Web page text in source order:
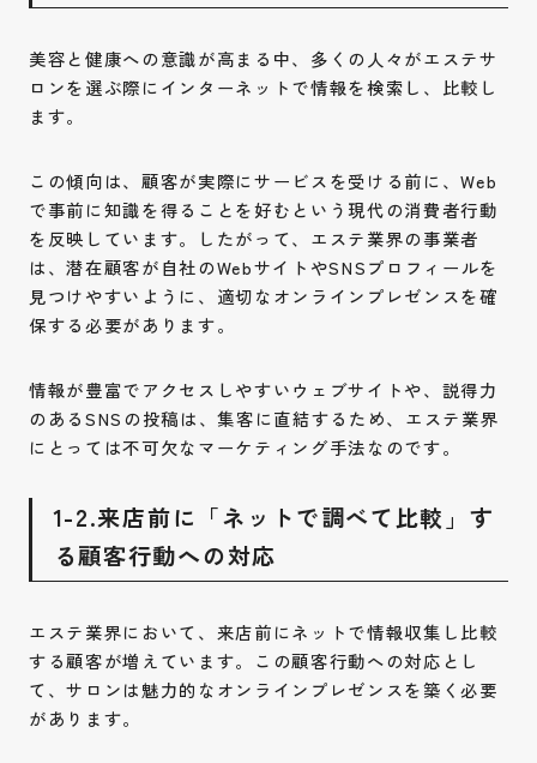
美容と健康への意識が高まる中、多くの人々がエステサ
ロンを選ぶ際にインターネットで情報を検索し、比較し
ます。
この傾向は、顧客が実際にサービスを受ける前に、Web
で事前に知識を得ることを好むという現代の消費者行動
を反映しています。したがって、エステ業界の事業者
は、潜在顧客が自社のWebサイトやSNSプロフィールを
見つけやすいように、適切なオンラインプレゼンスを確
保する必要があります。
情報が豊富でアクセスしやすいウェブサイトや、説得力
のあるSNSの投稿は、集客に直結するため、エステ業界
にとっては不可欠なマーケティング手法なのです。
1-2.来店前に「ネットで調べて比較」す
る顧客行動への対応
エステ業界において、来店前にネットで情報収集し比較
する顧客が増えています。この顧客行動への対応とし
て、サロンは魅力的なオンラインプレゼンスを築く必要
があります。